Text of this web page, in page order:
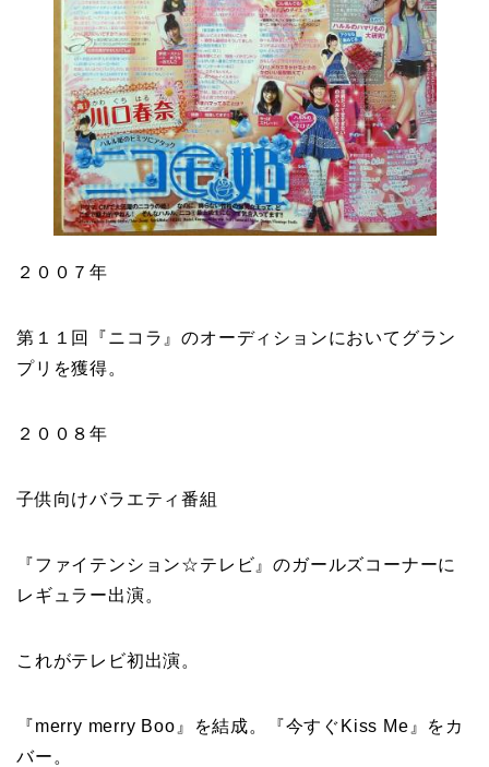
２００７年
第１１回『ニコラ 』のオーディションにおいてグラン
プリを獲得。
２００８年
子供向けバラエティ番組
『ファイテンション☆テレビ 』のガールズコーナーに
レギュラー出演。
これがテレビ初出演。
『merry merry Boo 』を結成。『今すぐKiss Me 』をカ
バー。